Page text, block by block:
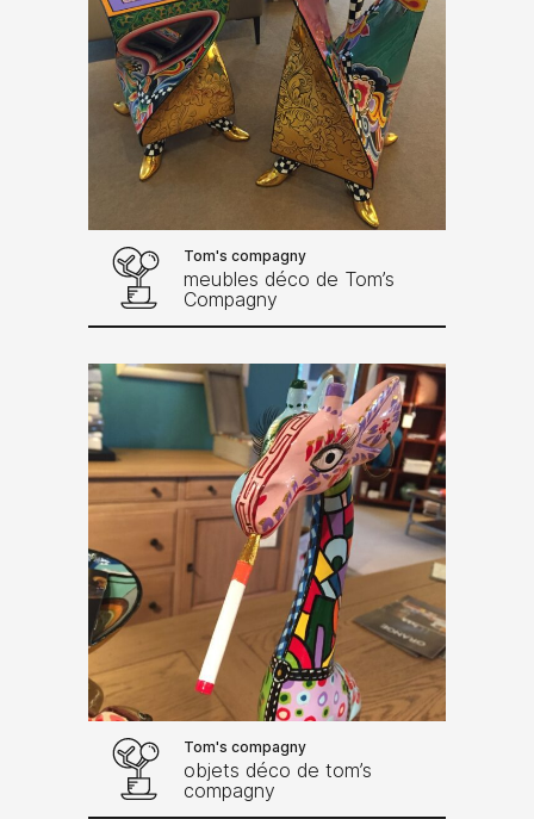
Tom's compagny
meubles déco de Tom’s
Compagny
Tom's compagny
objets déco de tom’s
compagny